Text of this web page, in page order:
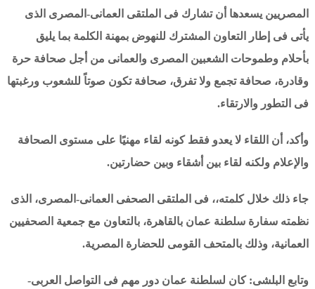
المصريين يسعدها أن تشارك فى الملتقى العمانى-المصرى الذى
يأتى فى إطار التعاون المشترك للنهوض بمهنة الكلمة بما يليق
بأحلام وطموحات الشعبين المصرى والعمانى من أجل صحافة حرة
وقادرة، صحافة تجمع ولا تفرق، صحافة تكون صوتاً للشعوب ورغبتها
فى التطور والارتقاء.
وأكد، أن اللقاء لا يعدو فقط كونه لقاء مهنيًا على مستوى الصحافة
والإعلام ولكنه لقاء بين أشقاء وبين حضارتين.
جاء ذلك خلال كلمته،، فى الملتقى الصحفى العمانى-المصرى، الذى
نظمته سفارة سلطنة عمان بالقاهرة، بالتعاون مع جمعية الصحفيين
العمانية، وذلك بالمتحف القومى للحضارة المصرية.
وتابع البلشى: كان لسلطنة عمان دور مهم فى التواصل العربى-